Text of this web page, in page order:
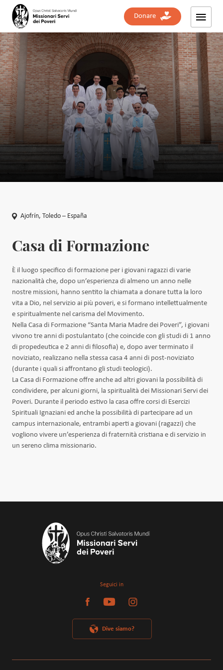
Donare
Ajofrín, Toledo – España
Casa di Formazione
È il luogo specifico di formazione per i giovani ragazzi di varie
nazionalità che, dopo un’esperienza di almeno un anno nelle
nostre missioni, hanno sentito la chiamata a donare tutta la loro
vita a Dio, nel servizio ai più poveri, e si formano intellettualmente
e spiritualmente nel carisma del Movimento.
Nella Casa di Formazione “Santa Maria Madre dei Poveri”, i giovani
vivono tre anni di postulantato (che coincide con gli studi di 1 anno
di propedeutica e 2 anni di filosofia) e, dopo aver terminato il
noviziato, realizzano nella stessa casa 4 anni di post-noviziato
(durante i quali si affrontano gli studi teologici).
La Casa di Formazione offre anche ad altri giovani la possibilità di
condividere, per alcuni giorni, la spiritualità dei Missionari Servi dei
Poveri. Durante il periodo estivo la casa offre corsi di Esercizi
Spirituali Ignaziani ed anche la possibilità di partecipare ad un
campus internazionale, entrambi aperti a giovani (ragazzi) che
vogliono vivere un’esperienza di fraternità cristiana e di servizio in
un sereno clima missionario.
Seguici in
Dive siamo?